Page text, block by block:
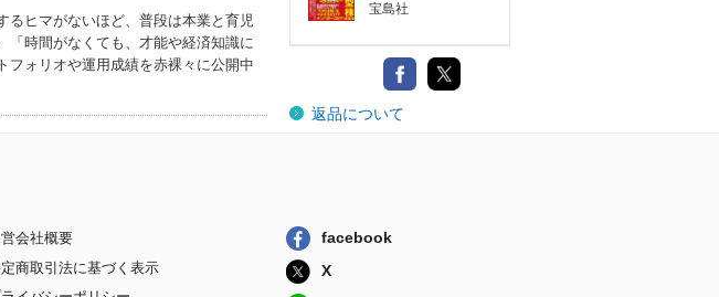
るヒマがないほど、普段は本業と育児
「時間がなくても、才能や経済知識に
フォリオや運用成績を赤裸々に公開中
宝島社
返品について
会社概要
商取引法に基づく表示
facebook
X